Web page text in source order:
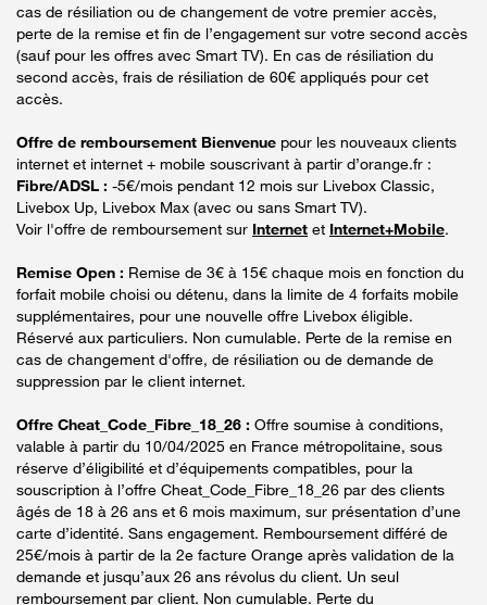
cas de résiliation ou de changement de votre premier accès,
perte de la remise et fin de l’engagement sur votre second accès
(sauf pour les offres avec Smart TV). En cas de résiliation du
second accès, frais de résiliation de 60€ appliqués pour cet
accès.
Offre de remboursement Bienvenue pour les nouveaux clients
internet et internet + mobile souscrivant à partir d’orange.fr :
Fibre/ADSL : -5€/mois pendant 12 mois sur Livebox Classic,
Livebox Up, Livebox Max (avec ou sans Smart TV).
Voir l'offre de remboursement sur Internet et Internet+Mobile.
Remise Open : Remise de 3€ à 15€ chaque mois en fonction du
forfait mobile choisi ou détenu, dans la limite de 4 forfaits mobile
supplémentaires, pour une nouvelle offre Livebox éligible.
Réservé aux particuliers. Non cumulable. Perte de la remise en
cas de changement d'offre, de résiliation ou de demande de
suppression par le client internet.
Offre Cheat_Code_Fibre_18_26 : Offre soumise à conditions,
valable à partir du 10/04/2025 en France métropolitaine, sous
réserve d’éligibilité et d’équipements compatibles, pour la
souscription à l’offre Cheat_Code_Fibre_18_26 par des clients
âgés de 18 à 26 ans et 6 mois maximum, sur présentation d’une
carte d’identité. Sans engagement. Remboursement différé de
25€/mois à partir de la 2e facture Orange après validation de la
demande et jusqu’aux 26 ans révolus du client. Un seul
remboursement par client. Non cumulable. Perte du